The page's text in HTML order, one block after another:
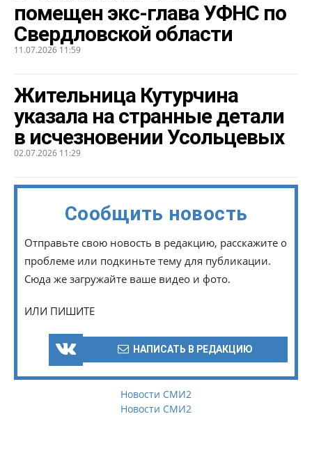
помещен экс-глава УФНС по
Свердловской области
11.07.2026 11:59
Жительница Кутурчина
указала на странные детали
в исчезновении Усольцевых
02.07.2026 11:29
Сообщить новость
Отправьте свою новость в редакцию, расскажите о
проблеме или подкиньте тему для публикации.
Сюда же загружайте ваше видео и фото.
ИЛИ ПИШИТЕ
НАПИСАТЬ В РЕДАКЦИЮ
Новости СМИ2
Новости СМИ2